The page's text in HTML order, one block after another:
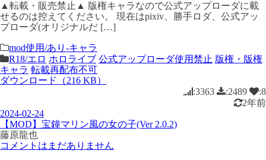
▲転載・販売禁止▲ 版権キャラなので公式アップローダに載
せるのは控えてください。 現在はpixiv、勝手ロダ、公式アッ
プローダ(オリジナルだ […]
mod使用/あり-キャラ
R18/エロ ホロライブ 公式アップローダ使用禁止 版権・版権
キャラ 転載再配布不可
ダウンロード（216 KB）
:3363
:2489
:8
2年前
2024-02-24
【MOD】宝鐘マリン風の女の子(Ver 2.0.2)
藤原龍也
コメントはまだありません